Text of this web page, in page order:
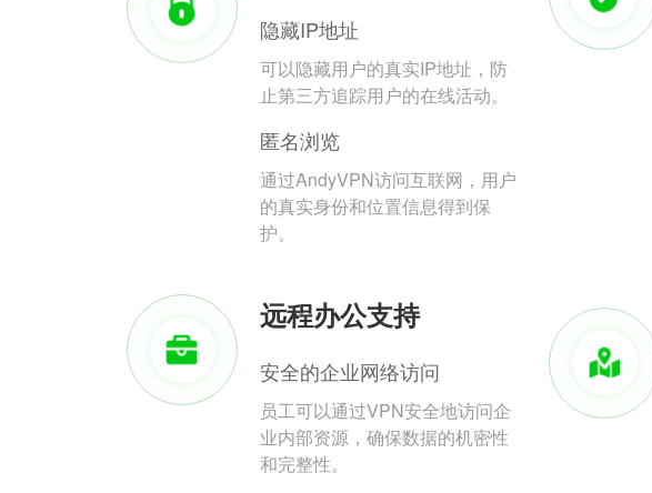
隐藏IP地址
可以隐藏用户的真实IP地址，防
止第三方追踪用户的在线活动。
匿名浏览
通过AndyVPN访问互联网，用户
的真实身份和位置信息得到保
护。
远程办公支持
安全的企业网络访问
员工可以通过VPN安全地访问企
业内部资源，确保数据的机密性
和完整性。